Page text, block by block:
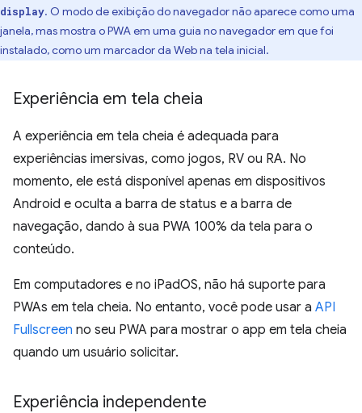
display. O modo de exibição do navegador não aparece como uma
janela, mas mostra o PWA em uma guia no navegador em que foi
instalado, como um marcador da Web na tela inicial.
Experiência em tela cheia
A experiência em tela cheia é adequada para
experiências imersivas, como jogos, RV ou RA. No
momento, ele está disponível apenas em dispositivos
Android e oculta a barra de status e a barra de
navegação, dando à sua PWA 100% da tela para o
conteúdo.
Em computadores e no iPadOS, não há suporte para
PWAs em tela cheia. No entanto, você pode usar a API
Fullscreen no seu PWA para mostrar o app em tela cheia
quando um usuário solicitar.
Experiência independente